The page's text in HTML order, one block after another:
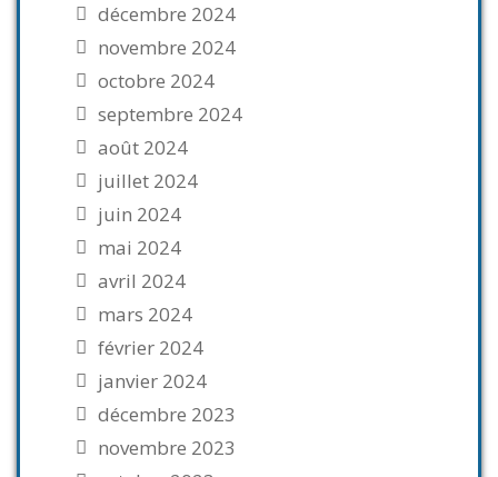
décembre 2024
novembre 2024
octobre 2024
septembre 2024
août 2024
juillet 2024
juin 2024
mai 2024
avril 2024
mars 2024
février 2024
janvier 2024
décembre 2023
novembre 2023